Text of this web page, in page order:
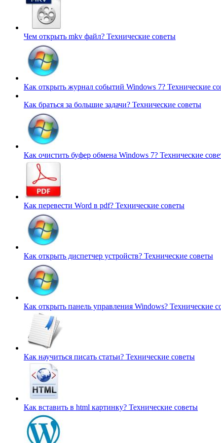
Чем открыть mkv файл? Технические советы
Как открыть журнал событий Windows 7? Технические
Как браться за большие задачи? Технические советы
Как очистить буфер обмена Windows 7? Технические
Как перевести Word в pdf? Технические советы
Как открыть диспетчер устройств? Технические советы
Как открыть панель управления Windows? Технические
Как научиться писать статьи? Технические советы
Как вставить в html картинку? Технические советы